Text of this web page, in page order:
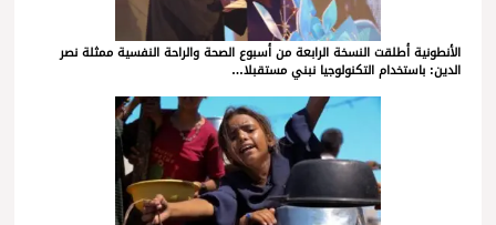
الأنطونية أطلقت النسخة الرابعة من أسبوع الصحة والراحة النفسية ممثلة نصر
الدين: باستخدام التكنولوجيا نبني مستقبلا…